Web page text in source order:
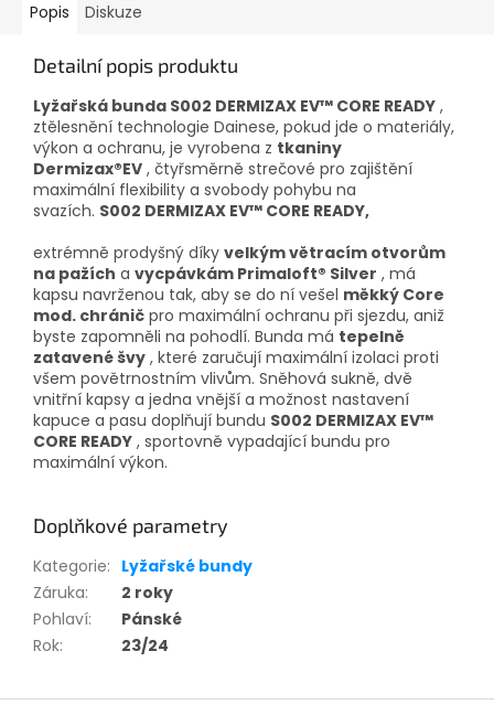
Popis Diskuze
Detailní popis produktu
Lyžařská bunda S002 DERMIZAX EV™ CORE READY ,
ztělesnění technologie Dainese, pokud jde o materiály,
výkon a ochranu, je vyrobena z tkaniny
Dermizax®EV , čtyřsměrně strečové pro zajištění
maximální flexibility a svobody pohybu na
svazích. S002 DERMIZAX EV™ CORE READY,
extrémně prodyšný díky velkým větracím otvorům
na pažích a vycpávkám Primaloft® Silver , má
kapsu navrženou tak, aby se do ní vešel měkký Core
mod. chránič pro maximální ochranu při sjezdu, aniž
byste zapomněli na pohodlí. Bunda má tepelně
zatavené švy , které zaručují maximální izolaci proti
všem povětrnostním vlivům. Sněhová sukně, dvě
vnitřní kapsy a jedna vnější a možnost nastavení
kapuce a pasu doplňují bundu S002 DERMIZAX EV™
CORE READY , sportovně vypadající bundu pro
maximální výkon.
Doplňkové parametry
Kategorie: Lyžařské bundy
Záruka:
2 roky
Pohlaví:
Pánské
Rok: 23/24